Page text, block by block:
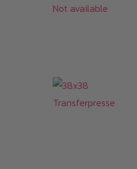
Not available